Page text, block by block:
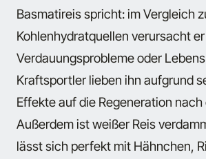
Basmatireis spricht: im Vergleich
Kohlenhydratquellen verursacht
Verdauungsprobleme oder
Kraftsportler lieben ihn aufgrund
Effekte auf die Regeneration nach
Außerdem ist weißer Reis
lässt sich perfekt mit Hähnchen,